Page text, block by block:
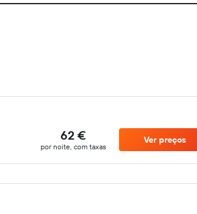
62 €
por noite, com taxas
Ver preços